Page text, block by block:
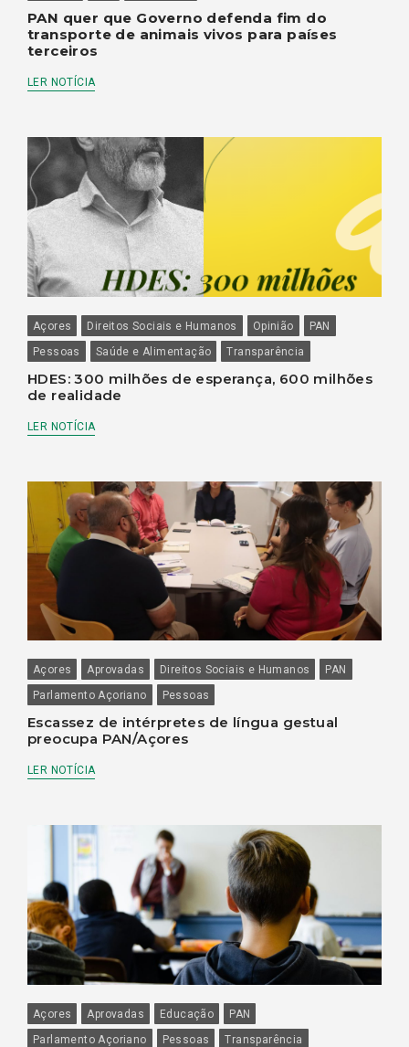
PAN quer que Governo defenda fim do
transporte de animais vivos para países
terceiros
LER NOTÍCIA
Açores Direitos Sociais e Humanos Opinião
PAN
Pessoas
Saúde e Alimentação Transparência
HDES: 300 milhões de esperança, 600 milhões
de realidade
LER NOTÍCIA
Açores Aprovadas Direitos Sociais e Humanos
PAN
Parlamento Açoriano
Pessoas
Escassez de intérpretes de língua gestual
preocupa PAN/Açores
LER NOTÍCIA
Açores Aprovadas Educação
PAN
Parlamento Açoriano
Pessoas Transparência